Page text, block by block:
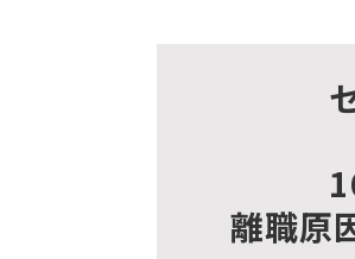
離職原